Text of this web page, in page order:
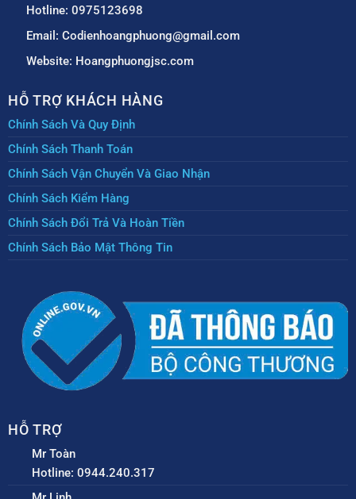
Hotline: 0975123698
Email: Codienhoangphuong@gmail.com
Website: Hoangphuongjsc.com
HỖ TRỢ KHÁCH HÀNG
Chính Sách Và Quy Định
Chính Sách Thanh Toán
Chính Sách Vận Chuyển Và Giao Nhận
Chính Sách Kiểm Hàng
Chính Sách Đổi Trả Và Hoàn Tiền
Chính Sách Bảo Mật Thông Tin
HỖ TRỢ
Mr Toàn
Hotline: 0944.240.317